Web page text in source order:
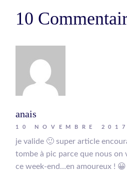
10
anais
10 NOVEMBRE 2017
je valide 🙂 super article
tombe à pic parce que nous on
ce week-end…en amoureux ! 😀